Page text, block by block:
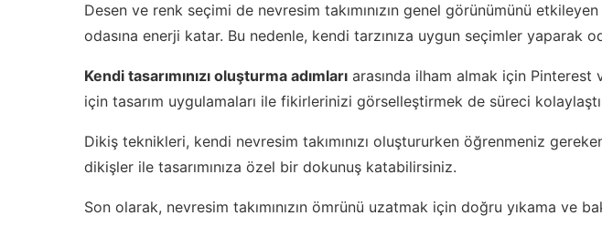
Desen ve renk seçimi de nevresim takımınızın genel görünümünü
odasına enerji katar. Bu nedenle, kendi tarzınıza uygun seçimler yaparak
Kendi tasarımınızı oluşturma adımları arasında ilham almak için Pinterest
için tasarım uygulamaları ile fikirlerinizi görselleştirmek de süreci
Dikiş teknikleri, kendi nevresim takımınızı oluştururken öğrenmeniz
dikişler ile tasarımınıza özel bir dokunuş katabilirsiniz.
Son olarak, nevresim takımınızın ömrünü uzatmak için doğru yıkama ve